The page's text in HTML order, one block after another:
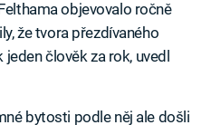
objevovalo ročně
že tvora přezdívaného
člověk za rok, uvedl
bytosti podle něj ale došli